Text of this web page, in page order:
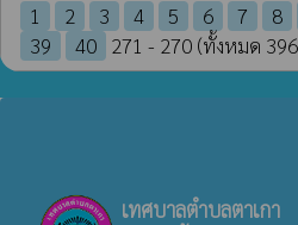
1 2 3 4 5 6 7 8
39
40 271 - 270 (ทั้งหมด
เทศบาลตำบลตาเกา